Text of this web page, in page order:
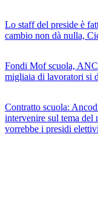
Lo staff del preside è
cambio non dà nulla,
Fondi Mof scuola,
migliaia di lavoratori si
Contratto scuola:
intervenire sul tema del
vorrebbe i presidi elettivi